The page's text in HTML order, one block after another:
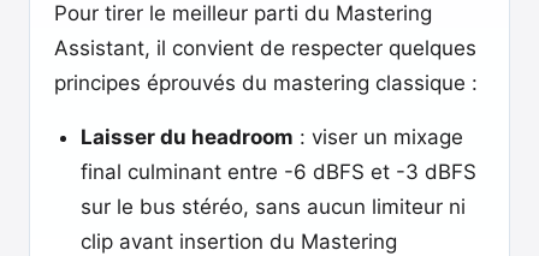
Pour tirer le meilleur parti du Mastering
Assistant, il convient de respecter quelques
principes éprouvés du mastering classique :
Laisser du headroom : viser un mixage
final culminant entre -6 dBFS et -3 dBFS
sur le bus stéréo, sans aucun limiteur ni
clip avant insertion du Mastering